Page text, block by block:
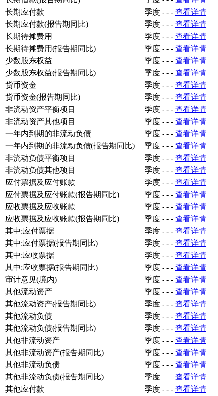
长期应付款
季度 - - - 查看详情
长期应付款(报告期同比)
季度 - - - 查看详情
长期待摊费用
季度 - - - 查看详情
长期待摊费用(报告期同比)
季度 - - - 查看详情
少数股东权益
季度 - - - 查看详情
少数股东权益(报告期同比)
季度 - - - 查看详情
货币资金
季度 - - - 查看详情
货币资金(报告期同比)
季度 - - - 查看详情
非流动资产平衡项目
季度 - - - 查看详情
非流动资产其他项目
季度 - - - 查看详情
一年内到期的非流动负债
季度 - - - 查看详情
一年内到期的非流动负债(报告期同比)
季度 - - - 查看详情
非流动负债平衡项目
季度 - - - 查看详情
非流动负债其他项目
季度 - - - 查看详情
应付票据及应付账款
季度 - - - 查看详情
应付票据及应付账款(报告期同比)
季度 - - - 查看详情
应收票据及应收账款
季度 - - - 查看详情
应收票据及应收账款(报告期同比)
季度 - - - 查看详情
其中:应付票据
季度 - - - 查看详情
其中:应付票据(报告期同比)
季度 - - - 查看详情
其中:应收票据
季度 - - - 查看详情
其中:应收票据(报告期同比)
季度 - - - 查看详情
审计意见(境内)
季度 - - - 查看详情
其他流动资产
季度 - - - 查看详情
其他流动资产(报告期同比)
季度 - - - 查看详情
其他流动负债
季度 - - - 查看详情
其他流动负债(报告期同比)
季度 - - - 查看详情
其他非流动资产
季度 - - - 查看详情
其他非流动资产(报告期同比)
季度 - - - 查看详情
其他非流动负债
季度 - - - 查看详情
其他非流动负债(报告期同比)
季度 - - - 查看详情
其他应付款
季度 - - - 查看详情